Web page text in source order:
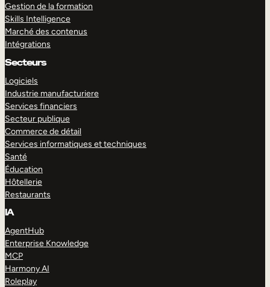
Gestion de la formation
Skills Intelligence
Marché des contenus
Intégrations
Secteurs
Logiciels
Industrie manufacturiere
Services financiers
Secteur publique
Commerce de détail
Services informatiques et techniques
Santé
Éducation
Hôtellerie
Restaurants
IA
AgentHub
Enterprise Knowledge
MCP
Harmony AI
Roleplay